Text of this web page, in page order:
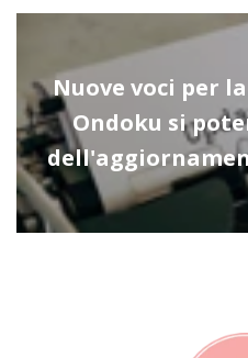
Nuove voci per
Ondoku si